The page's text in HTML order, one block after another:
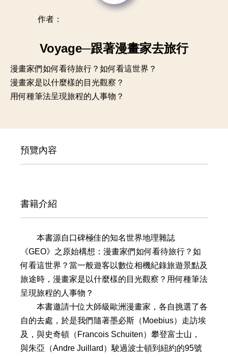
作者：
Voyage─跟著漫畫家去旅行
漫畫家們如何看待旅行？如何看這世界？
漫畫家是以什麼樣的目光觀察？
用何種筆法呈現旅程的人事物？
預覽內容
書籍介紹
本書源自口碑極佳的知名世界地理雜誌
《GEO》之原始構想：漫畫家們如何看待旅行？如
何看這世界？當一般遊客以數位相機紀錄旅遊景點及
旅途時，漫畫家是以什麼樣的目光觀察？用何種筆法
呈現旅程的人事物？
本書邀請十位大師級歐洲漫畫家，各自挑選了各
自的去處，於是我們隨著墨必斯（Moebius）走訪埃
及，與史奇頓（Francois Schuiten）攀登富士山，
與朱亞（Andre Juillard）駛過波士頓到紐約的95號